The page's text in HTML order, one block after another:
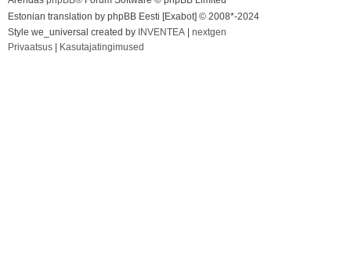
Estonian translation by phpBB Eesti [Exabot] © 2008*-2024
Style we_universal created by INVENTEA
nextgen
Privaatsus
Kasutajatingimused